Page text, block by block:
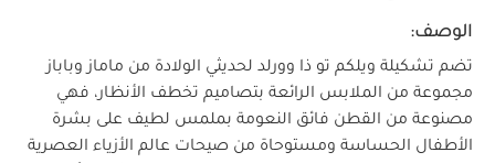
الوصف:
تضم تشكيلة ويلكم تو ذا وورلد لحديثي الولادة من ماماز وباباز
مجموعة من الملابس الرائعة بتصاميم تخطف الأنظار، فهي
مصنوعة من القطن فائق النعومة بملمس لطيف على بشرة
الأطفال الحساسة ومستوحاة من صيحات عالم الأزياء العصرية